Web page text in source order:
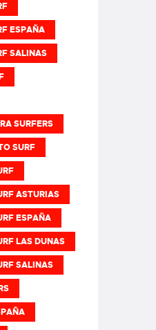
ESPAÑA
SALINAS
SURFERS
SURF
ASTURIAS
ESPAÑA
LAS DUNAS
SALINAS